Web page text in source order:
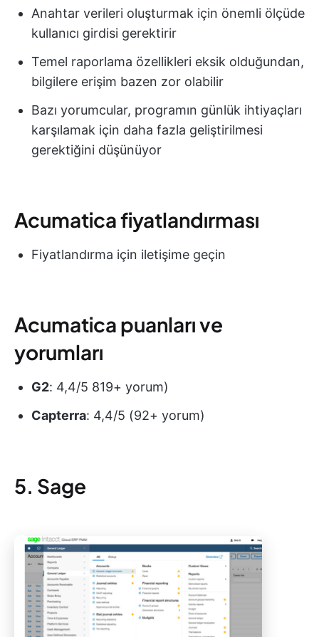
Anahtar verileri oluşturmak için önemli ölçüde
kullanıcı girdisi gerektirir
Temel raporlama özellikleri eksik olduğundan,
bilgilere erişim bazen zor olabilir
Bazı yorumcular, programın günlük ihtiyaçları
karşılamak için daha fazla geliştirilmesi
gerektiğini düşünüyor
Acumatica fiyatlandırması
Fiyatlandırma için iletişime geçin
Acumatica puanları ve
yorumları
G2: 4,4/5 819+ yorum)
Capterra: 4,4/5 (92+ yorum)
5. Sage